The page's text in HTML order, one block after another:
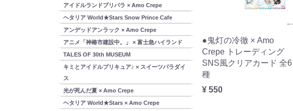
アイドルランドプリパラ × Amo Crepe
ヘタリア World★Stars Snow Prince Cafe
アンデッドアンラック × Amo Crepe
アニメ「神椿市建設中。」 × 富士急ハイランド
TALES OF 30th MUSEUM
キミとアイドルプリキュア♪ × スイーツパラダイ
ス
光が死んだ夏 × Amo Crepe
ヘタリア World★Stars × Amo Crepe
●鬼灯の冷徹 × Amo
Crepe トレーディング
SNS風クリアカード 全6
種
¥ 550